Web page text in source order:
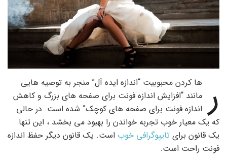
ر
ها کردن محبوبیت “اندازه ایده آل” منجر به توصیه هایی
مانند “افزایش اندازه فونت برای صفحه های بزرگ و کاهش
اندازه فونت برای صفحه های کوچک” شده است. در حالی
که یک معیار خوب تجربه خواندن را بهبود می بخشد ، این تنها
یک قانون برای تایپوگرافی خوب است. یک قانون دیگر حفظ اندازه
فونت راحت است.